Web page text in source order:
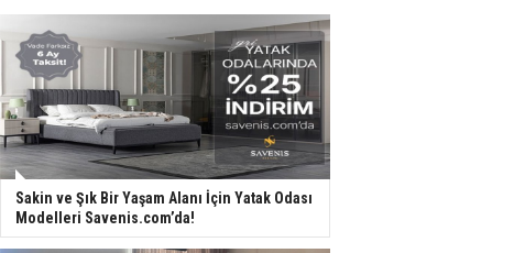
Sakin ve Şık Bir Yaşam Alanı İçin Yatak Odası
Modelleri Savenis.com’da!